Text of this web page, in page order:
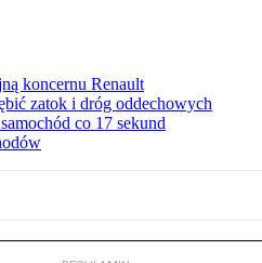
koncernu Renault
zatok i dróg oddechowych
co 17 sekund